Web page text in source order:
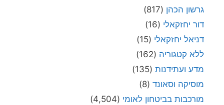
גרשון הכהן (817)
דור יחזקאלי (16)
דניאל יחזקאלי (15)
ללא קטגוריה (162)
מדע ועתידנות (135)
מוסיקה וסאונד (8)
מורכבות בביטחון לאומי (4,504)